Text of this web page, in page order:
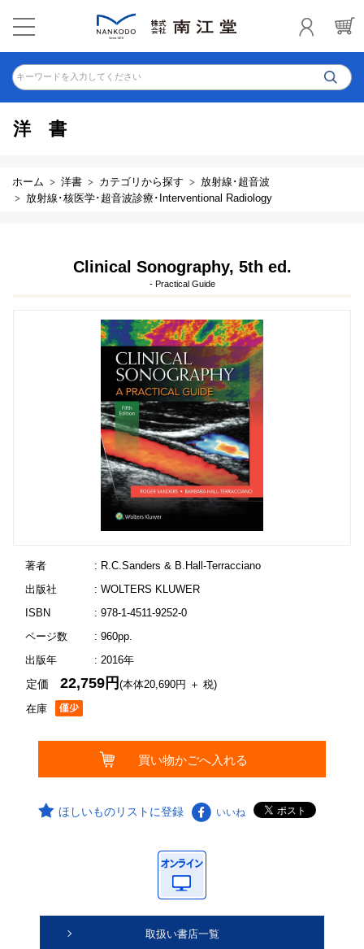
キーワードを入力してください
洋書
ホーム 洋書 カテゴリから探す
放射線･超音波
放射線･核医学･超音波診療･Interventional Radiology
Clinical Sonography, 5th ed.
- Practical Guide
著者
: R.C.Sanders & B.Hall-Terracciano
出版社
: WOLTERS KLUWER
ISBN
: 978-1-4511-9252-0
ページ数
: 960pp.
出版年
: 2016年
在庫
定価22,759円(本体20,690円 ＋ 税)
ほしいものリストに登録 いいね
取扱い書店一覧